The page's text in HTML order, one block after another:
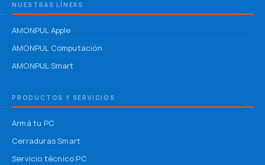
NUESTRAS LÍNEAS
AMONPUL Apple
AMONPUL Computación
AMONPUL Smart
PRODUCTOS Y SERVICIOS
Armá tu PC
Cerraduras Smart
Servicio técnico PC